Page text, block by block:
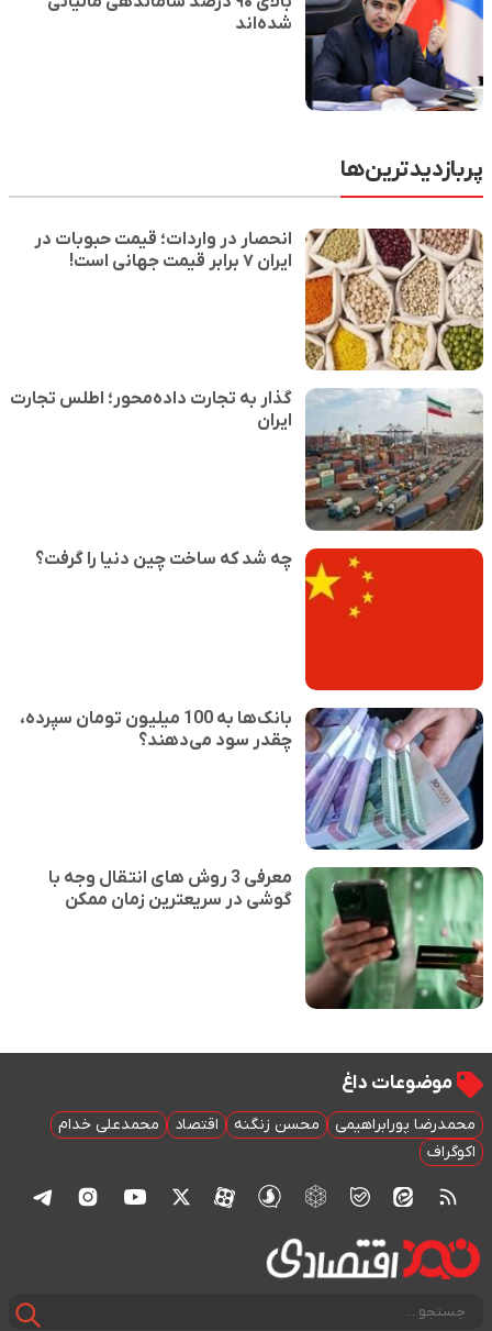
شده‌اند
انحصار در واردات؛ قیمت حبوبات در
ایران ۷ برابر قیمت جهانی است!
گذار به تجارت داده‌محور؛ اطلس تجارت
ایران
چه شد که ساخت چین دنیا را گرفت؟
بانک‌ها به 100 میلیون تومان سپرده،
چقدر سود می‌دهند؟
معرفی 3 روش های انتقال وجه با
گوشی در سریعترین زمان ممکن
داغ
محسن زنگنه اقتصاد محمدعلی خدام